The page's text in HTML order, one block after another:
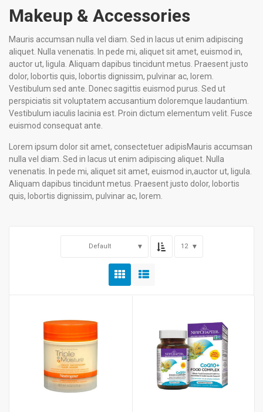
Makeup & Accessories
Mauris accumsan nulla vel diam. Sed in lacus ut enim adipiscing
aliquet. Nulla venenatis. In pede mi, aliquet sit amet, euismod in,
auctor ut, ligula. Aliquam dapibus tincidunt metus. Praesent justo
dolor, lobortis quis, lobortis dignissim, pulvinar ac, lorem.
Vestibulum sed ante. Donec sagittis euismod purus. Sed ut
perspiciatis sit voluptatem accusantium doloremque laudantium.
Vestibulum iaculis lacinia est. Proin dictum elementum velit. Fusce
euismod consequat ante.
Lorem ipsum dolor sit amet, consectetuer adipisMauris accumsan
nulla vel diam. Sed in lacus ut enim adipiscing aliquet. Nulla
venenatis. In pede mi, aliquet sit amet, euismod in,auctor ut, ligula.
Aliquam dapibus tincidunt metus. Praesent justo dolor, lobortis
quis, lobortis dignissim, pulvinar ac, lorem.
Default 12